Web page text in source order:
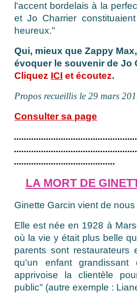
l'accent bordelais à la
et Jo Charrier
heureux."
Qui, mieux que Zappy
évoquer le souvenir de Jo
Cliquez ICI et écoutez.
Propos recueillis le 29 mars
Consulter sa page
.........................................
LA MORT DE
Ginette Garcin vient de nous
Elle est née en 1928 à
où la vie y était plus belle
parents sont restaurateurs
qu'un enfant grandissant
apprivoise la clientèle
public" (autre exemple :